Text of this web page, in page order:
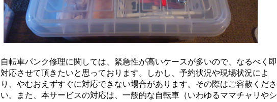
自転車パンク修理に関しては、緊急性が高いケースが多いので、なるべく即
対応させて頂きたいと思っております。しかし、予約状況や現場状況によ
り、やむおえずすぐに対応できない場合があります。その際はご容赦くださ
い。また、本サービスの対応は、一般的な自転車（いわゆるママチャリやシ